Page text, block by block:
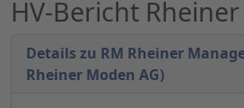
HV-Bericht
Details zu RM Rheiner
Rheiner Moden AG)